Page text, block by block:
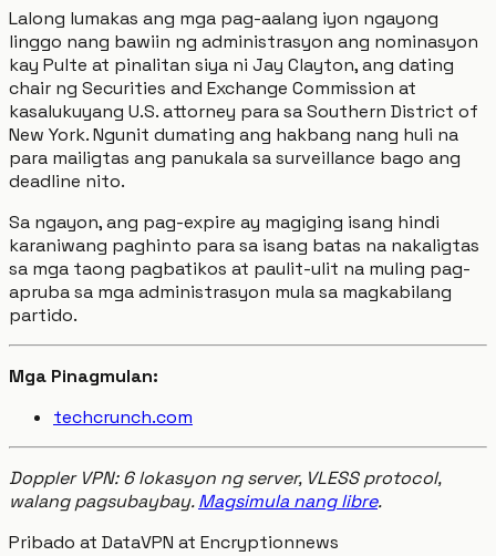
Lalong lumakas ang mga pag-aalang iyon ngayong
linggo nang bawiin ng administrasyon ang nominasyon
kay Pulte at pinalitan siya ni Jay Clayton, ang dating
chair ng Securities and Exchange Commission at
kasalukuyang U.S. attorney para sa Southern District of
New York. Ngunit dumating ang hakbang nang huli na
para mailigtas ang panukala sa surveillance bago ang
deadline nito.
Sa ngayon, ang pag-expire ay magiging isang hindi
karaniwang paghinto para sa isang batas na nakaligtas
sa mga taong pagbatikos at paulit-ulit na muling pag-
apruba sa mga administrasyon mula sa magkabilang
partido.
Mga Pinagmulan:
techcrunch.com
Doppler VPN: 6 lokasyon ng server, VLESS protocol,
walang pagsubaybay.Magsimula nang libre.
Pribado at DataVPN at Encryptionnews